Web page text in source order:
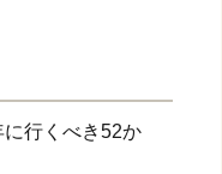
行くべき52か